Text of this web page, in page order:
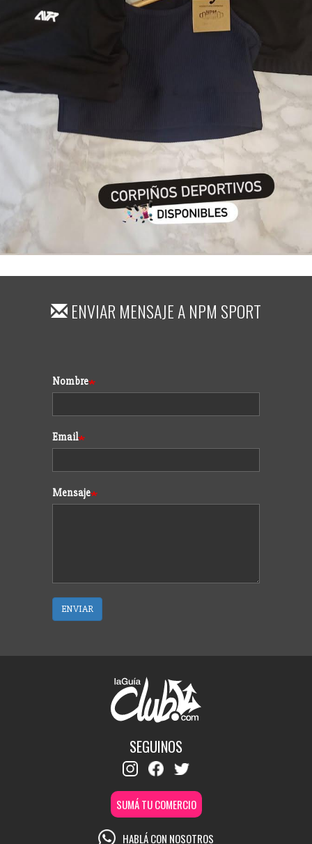
ENVIAR MENSAJE ANPM SPORT
Formulario
Nombre
Email
Mensaje
ENVIAR
SEGUINOS
SUMÁ TU COMERCIO
HABLÁ CON NOSOTROS